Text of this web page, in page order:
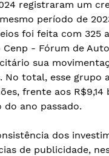
registraram um
período de
foi feita com 325
- Fórum de
sua
No total, esse grupo
frente aos R$9,14
do ano passado.
dos
de publicidade,